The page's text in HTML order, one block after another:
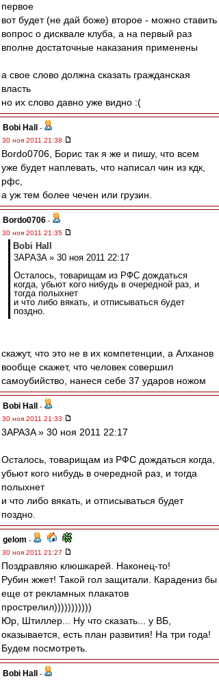
первое
вот будет (не дай боже) второе - можно ставить
вопрос о дисквале клуба, а на первый раз
вполне достаточные наказания применены
а свое слово должна сказать гражданская
власть
но их слово давно уже видно :(
Bobi Hall
-
30 ноя 2011 21:38
Bordo0706, Борис так я же и пишу, что всем
уже будет наплевать, что написал чин из кдк,
рфс,
а уж тем более чечен или грузин.
Bordo0706 -
30 ноя 2011 21:35
Bobi Hall
3APA3A » 30 ноя 2011 22:17
Осталось, товарищам из РФС дождаться
когда, убьют кого нибудь в очередной раз, и
тогда полыхнет
и что либо вякать, и отписываться будет
поздно.
скажут, что это не в их компетенции, а Алханов
вообще скажет, что человек совершил
самоубийство, нанеся себе 37 ударов ножом
Bobi Hall
-
30 ноя 2011 21:33
3APA3A » 30 ноя 2011 22:17
Осталось, товарищам из РФС дождаться когда,
убьют кого нибудь в очередной раз, и тогда
полыхнет
и что либо вякать, и отписываться будет
поздно.
gelom -
30 ноя 2011 21:27
Поздравляю клюшкарей. Наконец-то!
Рубин жжет! Такой гол защитали. Карадениз бы
еще от рекламных плакатов
прострелил)))))))))))
Юр, Штиллер... Ну что сказать... у ВБ,
оказывается, есть план развития! На три года!
Будем посмотреть.
Bobi Hall -